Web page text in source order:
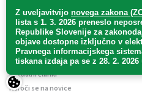
Z uveljavitvijo novega zakona
lista s 1. 3. 2026 preneslo
Republike Slovenije za
objave dostopne izključno v
Pravnega informacijskega
tiskana izdaja pa se z 28. 2. 2026
Novo v ponudbi
Kako nakupovati v spletni knjigarni
Novice
Aktualni članki
Naroči se na novice